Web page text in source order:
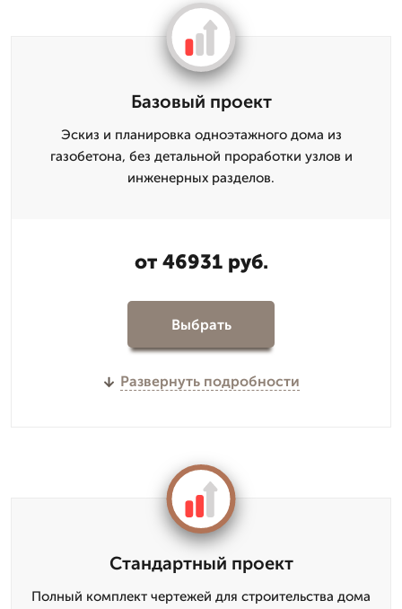
Базовый проект
Эскиз и планировка одноэтажного дома из
газобетона, без детальной проработки узлов и
инженерных разделов.
от 46931 руб.
Выбрать
Развернуть подробности
Стандартный проект
Полный комплект чертежей для строительства дома